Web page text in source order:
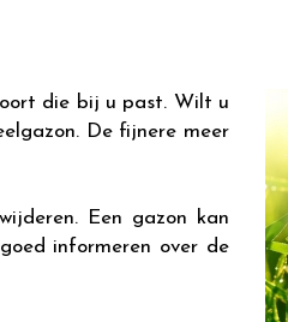
die bij u past. Wilt u
De fijnere meer
Een gazon kan
informeren over de